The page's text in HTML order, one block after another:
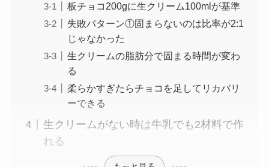
板チョコ200gに生クリーム100mlが基準
失敗パターン①固まらないのは比率が2:1
じゃなかった
生クリームの脂肪分で固まる時間が変わ
る
柔らかすぎたらチョコを足してリカバリ
ーできる
生クリームがない時は牛乳でも2材料で作
れる